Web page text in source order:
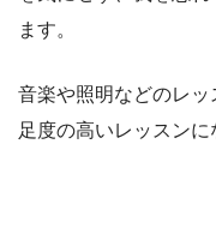
ます。
音楽や照明などのレ
足度の高いレッスンに